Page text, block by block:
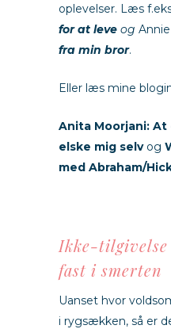
oplevelser. Læs
for at leve og
fra min bror.
Eller læs mine
Anita Moorjani:
elske mig selv og
med Abraham/
Ikke-tilgivelse
fast i smerten
Uanset hvor
i rygsækken, så er